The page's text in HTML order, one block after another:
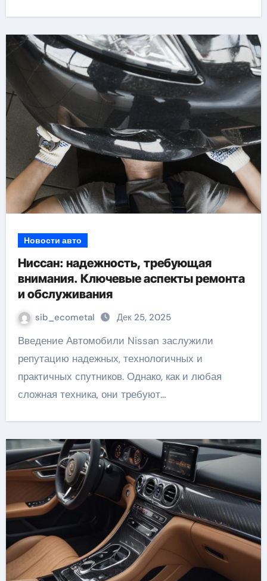
Новости авто
Ниссан: надежность, требующая
внимания. Ключевые аспекты ремонта
и обслуживания
sib_ecometal Дек 25, 2025
Введение Автомобили Nissan заслужили
репутацию надежных, технологичных и
практичных спутников. Однако, как и любая
сложная техника, они требуют…